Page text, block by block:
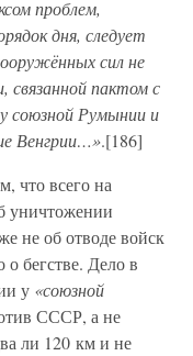
проблем,
дня, следует
сил не
связанной пактом с
союзной Румынии и
Венгрии…».[186]
что всего на
уничтожении
не об отводе войск
бегстве. Дело в
у «союзной
СССР, а не
ли 120 км и не